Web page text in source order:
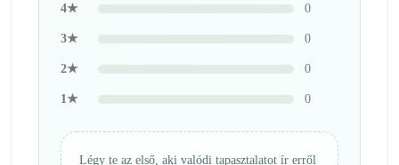
4★ 0
3★ 0
2★ 0
1★ 0
Légy te az első, aki valódi tapasztalatot ír erről